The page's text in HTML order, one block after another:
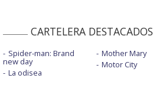
CARTELERA DESTACADOS
Spider-man: Brand
new day
La odisea
Mother Mary
Motor City